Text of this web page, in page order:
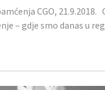
CGO,
– gdje smo danas u